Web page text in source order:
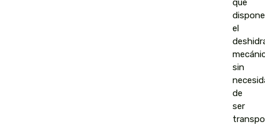
que
dispone
el
sin
de
ser